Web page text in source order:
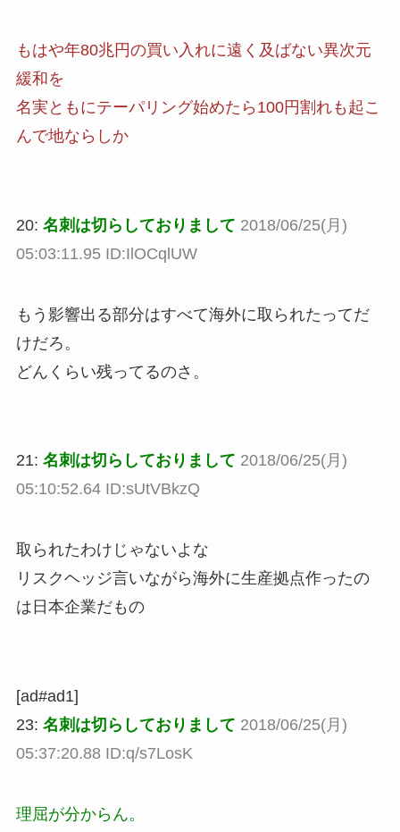
もはや年80兆円の買い入れに遠く及ばない異次元
緩和を
名実ともにテーパリング始めたら100円割れも起こ
んで地ならしか
20: 名刺は切らしておりまして 2018/06/25(月)
05:03:11.95 ID:IlOCqlUW
もう影響出る部分はすべて海外に取られたってだ
けだろ。
どんくらい残ってるのさ。
21: 名刺は切らしておりまして 2018/06/25(月)
05:10:52.64 ID:sUtVBkzQ
取られたわけじゃないよな
リスクヘッジ言いながら海外に生産拠点作ったの
は日本企業だもの
[ad#ad1]
23: 名刺は切らしておりまして 2018/06/25(月)
05:37:20.88 ID:q/s7LosK
理屈が分からん。